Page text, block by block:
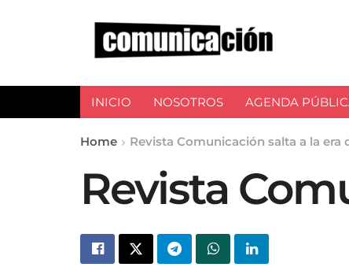
INICIO NOSOTROS AGENDA
Home Revista Comunicación salta a la era
Revista